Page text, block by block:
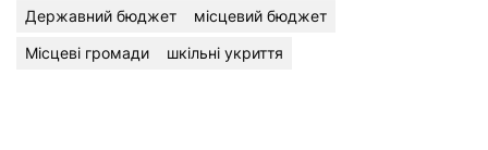
Державний бюджет
місцевий бюджет
Місцеві громади
шкільні укриття